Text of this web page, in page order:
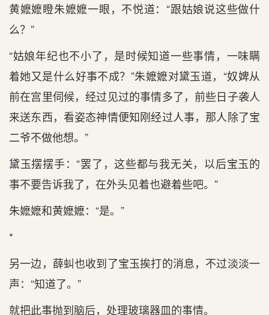
黄嬷嬷瞪朱嬷嬷一眼，不悦道：“跟姑娘说这些做什
么？”
“姑娘年纪也不小了，是时候知道一些事情，一味瞒
着她又是什么好事不成？”朱嬷嬷对黛玉道，“奴婢从
前在宫里伺候，经过见过的事情多了，前些日子袭人
来送东西，看姿态神情便知刚经过人事，那人除了宝
二爷不做他想。”
黛玉摆摆手：“罢了，这些都与我无关，以后宝玉的
事不要告诉我了，在外头见着也避着些吧。”
朱嬷嬷和黄嬷嬷：“是。”
*
另一边，薛虯也收到了宝玉挨打的消息，不过淡淡一
声：“知道了。”
就把此事抛到脑后，处理玻璃器皿的事情。